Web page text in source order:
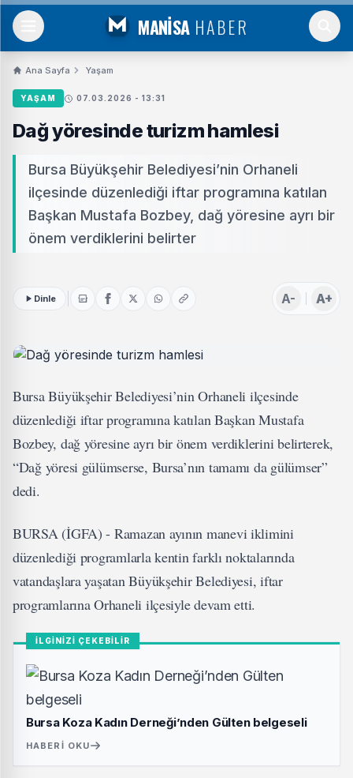
MANİSA HABER
Ana Sayfa Yaşam
YAŞAM 07.03.2026 - 13:31
Dağ yöresinde turizm hamlesi
Bursa Büyükşehir Belediyesi’nin Orhaneli
ilçesinde düzenlediği iftar programına katılan
Başkan Mustafa Bozbey, dağ yöresine ayrı bir
önem verdiklerini belirter
Dinle A- A+
Bursa Büyükşehir Belediyesi’nin Orhaneli ilçesinde
düzenlediği iftar programına katılan Başkan Mustafa
Bozbey, dağ yöresine ayrı bir önem verdiklerini belirterek,
“Dağ yöresi gülümserse, Bursa’nın tamamı da gülümser”
dedi.
BURSA (İGFA) - Ramazan ayının manevi iklimini
düzenlediği programlarla kentin farklı noktalarında
vatandaşlara yaşatan Büyükşehir Belediyesi, iftar
programlarına Orhaneli ilçesiyle devam etti.
İLGİNİZİ ÇEKEBİLİR
Bursa Koza Kadın Derneği’nden Gülten belgeseli
HABERI OKU